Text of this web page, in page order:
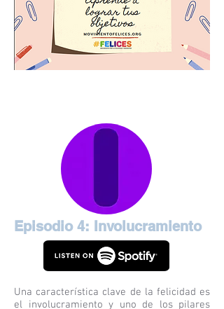
Episodio 4: Involucramiento
Una característica clave de la felicidad es
el involucramiento y uno de los pilares